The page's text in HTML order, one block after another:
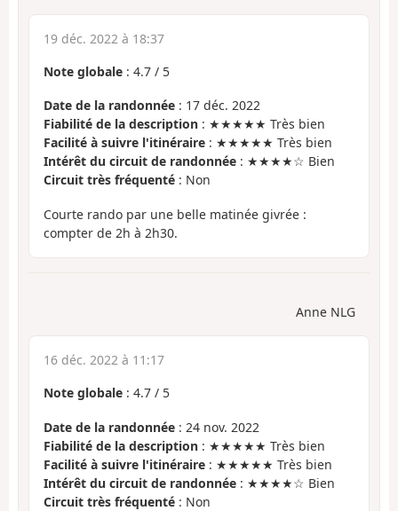
19 déc. 2022 à 18:37
Note globale : 4.7 / 5
Date de la randonnée : 17 déc. 2022
Fiabilité de la description : ★★★★★ Très bien
Facilité à suivre l'itinéraire : ★★★★★ Très bien
Intérêt du circuit de randonnée : ★★★★☆ Bien
Circuit très fréquenté : Non
Courte rando par une belle matinée givrée :
compter de 2h à 2h30.
Anne NLG
16 déc. 2022 à 11:17
Note globale : 4.7 / 5
Date de la randonnée : 24 nov. 2022
Fiabilité de la description : ★★★★★ Très bien
Facilité à suivre l'itinéraire : ★★★★★ Très bien
Intérêt du circuit de randonnée : ★★★★☆ Bien
Circuit très fréquenté : Non